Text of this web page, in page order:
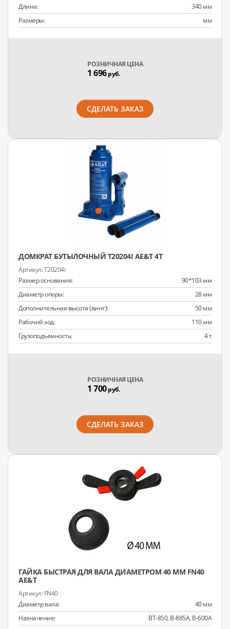
Длина:
340 мм
Размеры:
мм
РОЗНИЧНАЯ ЦЕНА
1 696руб.
СДЕЛАТЬ ЗАКАЗ
ДОМКРАТ БУТЫЛОЧНЫЙ T20204I AE&T 4Т
T20204i
Размер основания:
90*103 мм
Диаметр опоры:
28 мм
Дополнительная высота (винт):
50 мм
Рабочий ход:
110 мм
Грузоподъемность:
4 т
РОЗНИЧНАЯ ЦЕНА
1 700руб.
СДЕЛАТЬ ЗАКАЗ
ГАЙКА БЫСТРАЯ ДЛЯ ВАЛА ДИАМЕТРОМ 40 ММ FN40
AE&T
FN40
Диаметр вала:
40 мм
Назначение:
BT-850, B-885A, B-600A